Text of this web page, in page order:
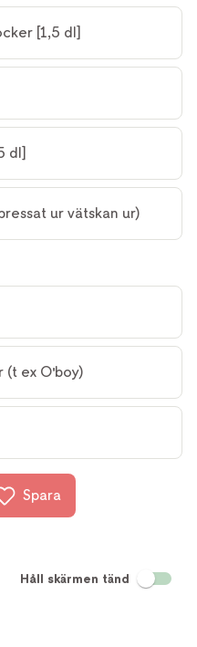
[1,5 dl]
dl]
ur vätskan ur)
(t ex O'boy)
Spara
Håll skärmen tänd